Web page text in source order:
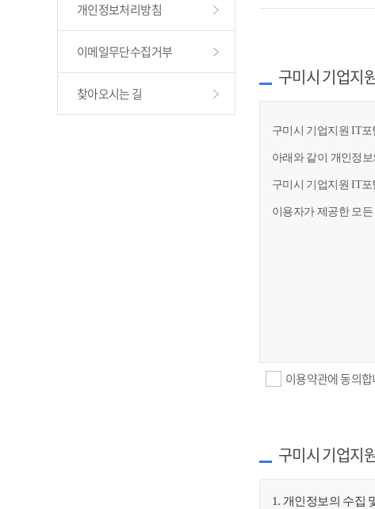
개인정보처리방침
이메일무단수집거부
찾아오시는 길
구미시 기업지
구미시 기업지원 IT포
아래와 같이 개인정
구미시 기업지원 IT
이용자가 제공한 모
이용약관에 동의
구미시 기업지
1. 개인정보의 수집